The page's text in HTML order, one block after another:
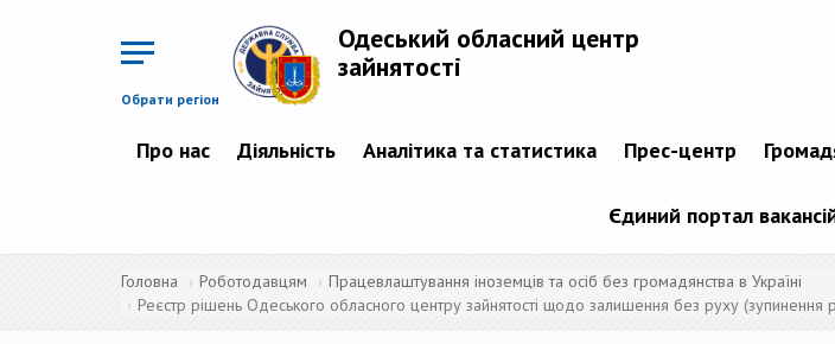
Обрати регіон
Одеський обласний центр
зайнятості
Про нас Діяльність Аналітика та статистика Прес-центр
Єдиний портал
Головна Роботодавцям
Працевлаштування іноземців та осіб без громадянства в Україні
Реєстр рішень Одеського обласного центру зайнятості щодо залишення без руху (зупинення